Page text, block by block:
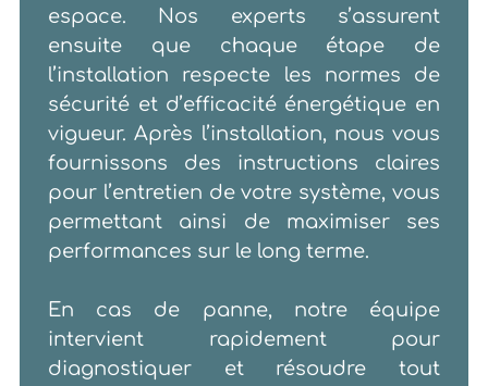
espace. Nos experts s’assurent
ensuite que chaque étape de
l’installation respecte les normes de
sécurité et d’efficacité énergétique en
vigueur. Après l’installation, nous vous
fournissons des instructions claires
pour l’entretien de votre système, vous
permettant ainsi de maximiser ses
performances sur le long terme.
En cas de panne, notre équipe
intervient rapidement pour
diagnostiquer et résoudre tout